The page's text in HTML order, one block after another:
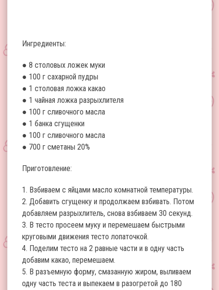
Ингредиенты:
● 8 столовых ложек муки
● 100 г сахарной пудры
● 1 столовая ложка какао
● 1 чайная ложка разрыхлителя
● 100 г сливочного масла
● 1 банка сгущенки
● 100 г сливочного масла
● 700 г сметаны 20%
Приготовление:
1. Взбиваем с яйцами масло комнатной температуры.
2. Добавить сгущенку и продолжаем взбивать. Потом
добавляем разрыхлитель, снова взбиваем 30 секунд.
3. В тесто просеем муку и перемешаем быстрыми
круговыми движения тесто лопаточкой.
4. Поделим тесто на 2 равные части и в одну часть
добавим какао, перемешаем.
5. В разъемную форму, смазанную жиром, выливаем
одну часть теста и выпекаем в разогретой до 180